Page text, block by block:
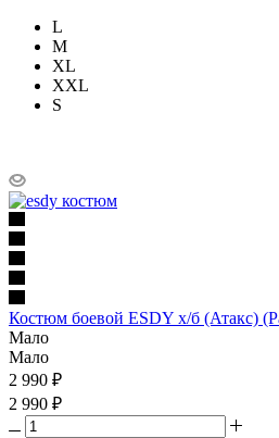
L
M
XL
XXL
S
Костюм боевой ESDY х/б (Атакс)
Мало
Мало
2 990 ₽
2 990 ₽